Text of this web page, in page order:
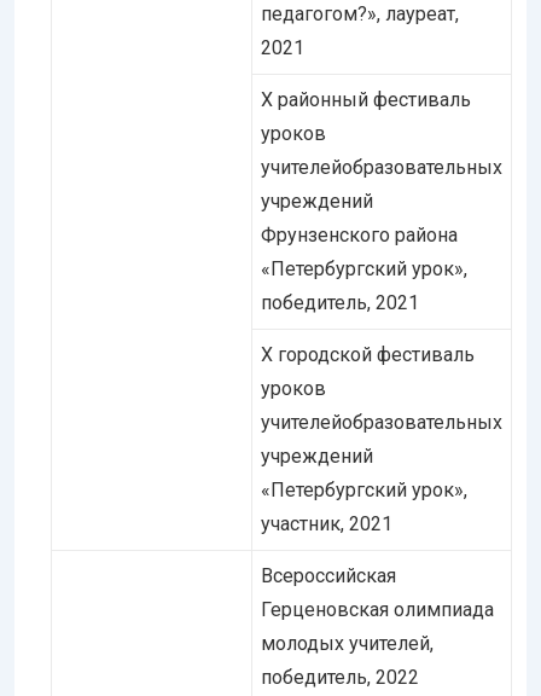
педагогом?», лауреат,
2021
Х районный фестиваль
уроков
учителейобразовательных
учреждений
Фрунзенского района
«Петербургский урок»,
победитель, 2021
Х городской фестиваль
уроков
учителейобразовательных
учреждений
«Петербургский урок»,
участник, 2021
Всероссийская
Герценовская олимпиада
молодых учителей,
победитель, 2022